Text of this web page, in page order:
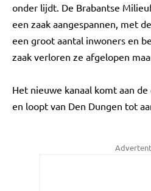
onder lijdt. De Brabantse
een zaak aangespannen, met
een groot aantal inwoners en
zaak verloren ze afgelopen
Het nieuwe kanaal komt aan
en loopt van Den Dungen tot